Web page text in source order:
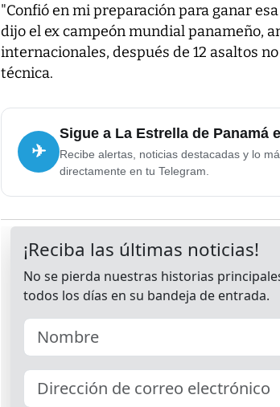
"Confió en mi preparación para ganar
dijo el ex campeón mundial panameño,
internacionales, después de 12 asaltos
técnica.
✈
Sigue a La Estrella de Panamá
Recibe alertas, noticias destacadas y lo
directamente en tu Telegram.